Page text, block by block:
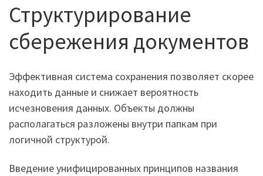
Структурирование
сбережения документов
Эффективная система сохранения позволяет скорее
находить данные и снижает вероятность
исчезновения данных. Объекты должны
располагаться разложены внутри папкам при
логичной структурой.
Введение унифицированных принципов названия